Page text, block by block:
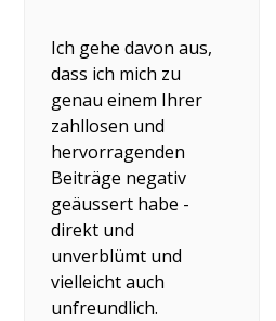
Ich gehe davon aus,
dass ich mich zu
genau einem Ihrer
zahllosen und
hervorragenden
Beiträge negativ
geäussert habe -
direkt und
unverblümt und
vielleicht auch
unfreundlich.